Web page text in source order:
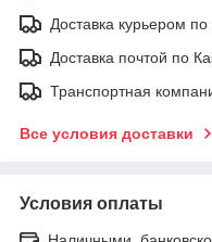
Доставка курьером
Доставка почтой по
Транспортная
Все условия доставки
Условия оплаты